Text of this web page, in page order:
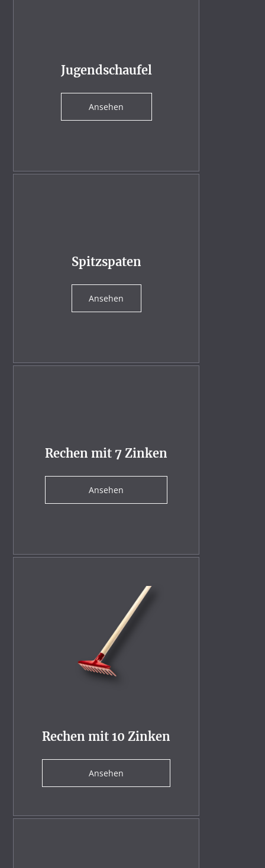
Jugendschaufel
Ansehen
Spitzspaten
Ansehen
Rechen mit 7 Zinken
Ansehen
Rechen mit 10 Zinken
Ansehen